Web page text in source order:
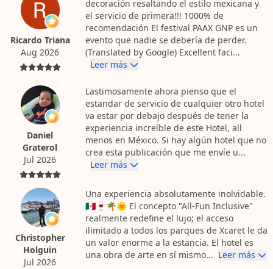
Ricardo Triana
Aug 2026
decoración resaltando el estilo mexicana y
el servicio de primera!!! 1000% de
recomendación El festival PAAX GNP es un
evento que nadie se debería de perder.
(Translated by Google) Excellent faci...
Leer más
Daniel
Graterol
Jul 2026
Lastimosamente ahora pienso que el
estandar de servicio de cualquier otro hotel
va estar por debajo después de tener la
experiencia increíble de este Hotel, all
menos en México. Si hay algún hotel que no
crea esta publicación que me envíe u...
Leer más
Christopher
Holguin
Jul 2026
Una experiencia absolutamente inolvidable.
🇲🇽🍷🌴🌞 El concepto "All-Fun Inclusive"
realmente redefine el lujo; el acceso
ilimitado a todos los parques de Xcaret le da
un valor enorme a la estancia. El hotel es
una obra de arte en sí mismo... Leer más